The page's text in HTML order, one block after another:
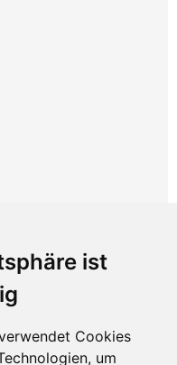
ist
Cookies
um